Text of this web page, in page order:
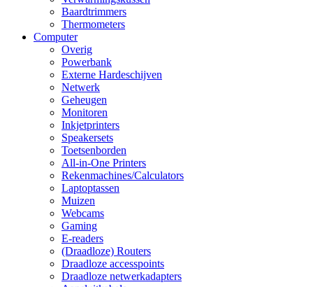
Baardtrimmers
Thermometers
Computer
Overig
Powerbank
Externe Hardeschijven
Netwerk
Geheugen
Monitoren
Inkjetprinters
Speakersets
Toetsenborden
All-in-One Printers
Rekenmachines/Calculators
Laptoptassen
Muizen
Webcams
Gaming
E-readers
(Draadloze) Routers
Draadloze accesspoints
Draadloze netwerkadapters